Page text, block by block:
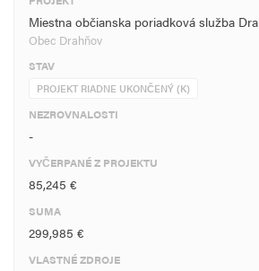
Miestna občianska poriadková služba
Obec Drahňov
STAV
PROJEKT RIADNE UKONČENÝ (K)
NEZROVNALOSTI
-
VYČERPANÉ Z PROJEKTU
85,245 €
SUMA
299,985 €
VLASTNÉ ZDROJE